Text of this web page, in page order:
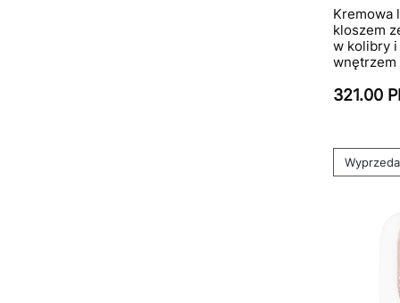
Kremowa
kloszem
w kolibry i
wnętrzem
321.00